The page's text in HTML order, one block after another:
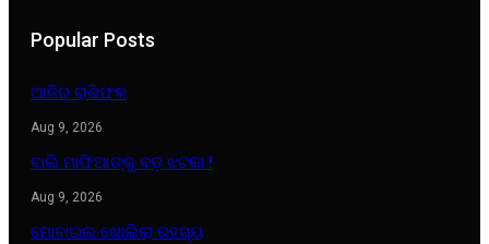
Popular Posts
ଆଜିର ରାଶିଫଳ
Aug 9, 2026
ବାଲି ମାଫିଆଙ୍କୁ ବଡ଼ ଝଟକା !
Aug 9, 2026
ମୋବାଇଲ ଖୋଲିଲା ରହସ୍ୟ